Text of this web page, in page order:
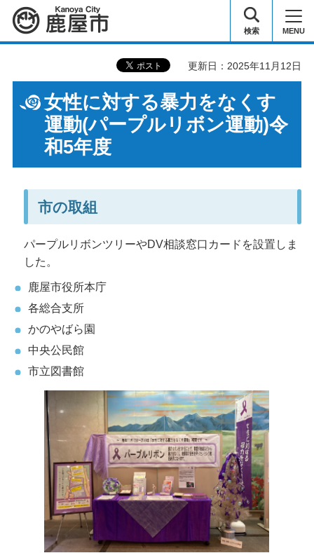
鹿屋市 検索 MENU
更新日：2025年11月12日
女性に対する暴力をなくす
運動(パープルリボン運動)令
和5年度
市の取組
パープルリボンツリーやDV相談窓口カードを設置しま
した。
鹿屋市役所本庁
各総合支所
かのやばら園
中央公民館
市立図書館